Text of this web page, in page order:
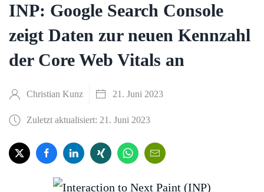
INP: Google Search Console
zeigt Daten zur neuen Kennzahl
der Core Web Vitals an
Christian Kunz 21. Juni 2023
Zuletzt aktualisiert: 21. Juni 2023